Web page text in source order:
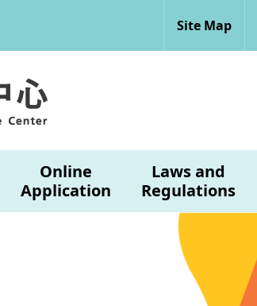
Site Map
Online
Application
Laws and
Regulations